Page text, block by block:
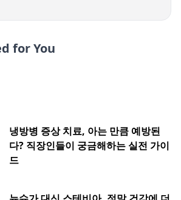
for You
냉방병 증상 치료, 아는 만큼 예방된
다? 직장인들이 궁금해하는 실전 가이
드